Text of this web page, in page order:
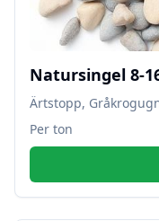
Natursingel 8-
Ärtstopp,
Per ton